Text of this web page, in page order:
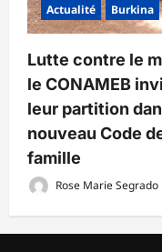
Actualité Burkina
Lutte contre le
le CONAMEB
leur partition
nouveau Code
famille
Rose Marie Segrado